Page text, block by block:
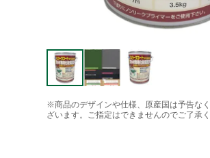
※商品のデザインや仕様、原産国は予告な
ざいます。ご指定はできませんのでご了承く